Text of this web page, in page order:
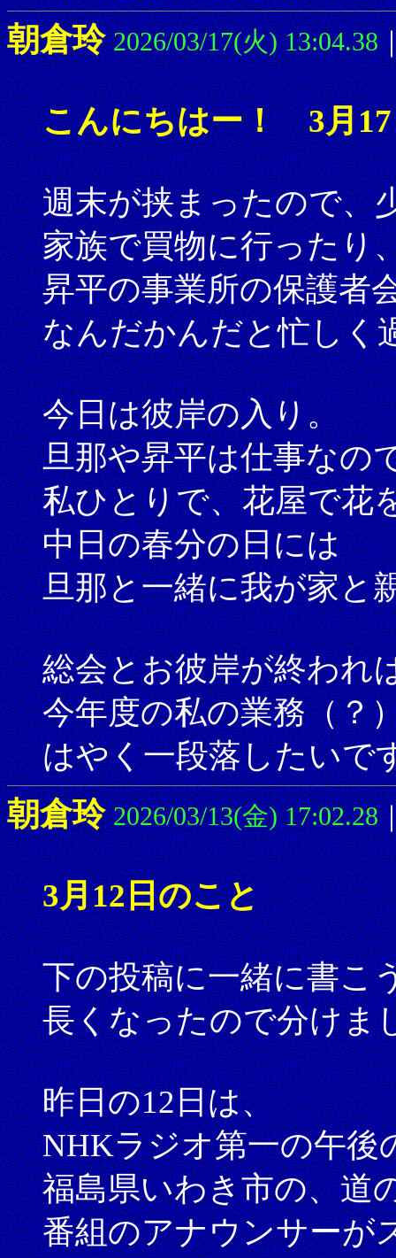
朝倉玲 2026/03/17(火) 13:04.38
こんにちはー！ 3月17
週末が挟まったので、
家族で買物に行ったり
昇平の事業所の保護者
なんだかんだと忙しく
今日は彼岸の入り。
旦那や昇平は仕事なの
私ひとりで、花屋で花
中日の春分の日には
旦那と一緒に我が家と
総会とお彼岸が終われ
今年度の私の業務（？
はやく一段落したいで
朝倉玲 2026/03/13(金) 17:02.28
3月12日のこと
下の投稿に一緒に書こ
長くなったので分けま
昨日の12日は、
NHKラジオ第一の午後
福島県いわき市の、道
番組のアナウンサーが